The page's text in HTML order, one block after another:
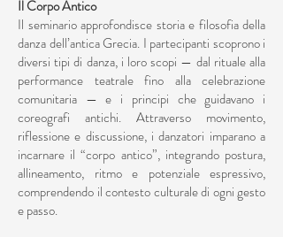
Il Corpo Antico
Il seminario approfondisce storia e filosofia della
danza dell’antica Grecia. I partecipanti scoprono i
diversi tipi di danza, i loro scopi — dal rituale alla
performance teatrale fino alla celebrazione
comunitaria — e i principi che guidavano i
coreografi antichi. Attraverso movimento,
riflessione e discussione, i danzatori imparano a
incarnare il “corpo antico”, integrando postura,
allineamento, ritmo e potenziale espressivo,
comprendendo il contesto culturale di ogni gesto
e passo.